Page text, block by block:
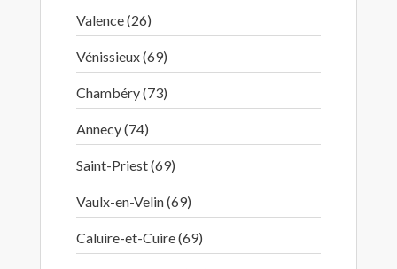
Valence (26)
Vénissieux (69)
Chambéry (73)
Annecy (74)
Saint-Priest (69)
Vaulx-en-Velin (69)
Caluire-et-Cuire (69)